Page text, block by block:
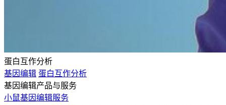
蛋白互作分析
基因编辑 蛋白互作分析
基因编辑产品与服务
小鼠基因编辑服务